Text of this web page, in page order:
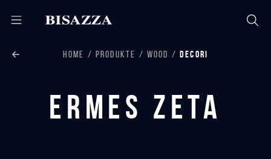
HOME PRODUKTE WOOD DECORI
Ermes Zeta